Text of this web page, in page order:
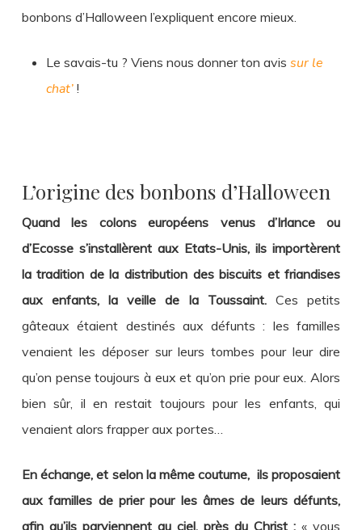
bonbons d’Halloween l’expliquent encore mieux.
Le savais-tu ? Viens nous donner ton avis sur le
chat’ !
L’origine des bonbons d’Halloween
Quand les colons européens venus d’Irlance ou
d’Ecosse s’installèrent aux Etats-Unis, ils importèrent
la tradition de la distribution des biscuits et friandises
aux enfants, la veille de la Toussaint.Ces petits
gâteaux étaient destinés aux défunts : les familles
venaient les déposer sur leurs tombes pour leur dire
qu’on pense toujours à eux et qu’on prie pour eux. Alors
bien sûr, il en restait toujours pour les enfants, qui
venaient alors frapper aux portes…
En échange, et selon la même coutume, ils proposaient
aux familles de prier pour les âmes de leurs défunts,
afin qu’ils parviennent au ciel, près du Christ : « vous